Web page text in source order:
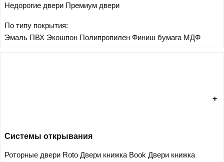
Недорогие двери Премиум двери
По типу покрытия:
Эмаль ПВХ Экошпон Полипропилен Финиш бумага МДФ
Системы открывания
Роторные двери Roto Двери книжка Book Двери книжка